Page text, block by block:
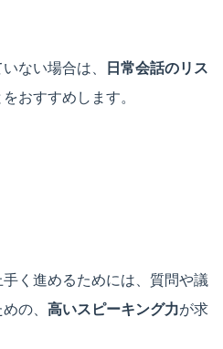
ない場合は、
日常会話のリス
をおすすめします。
く進めるためには、質問や議
の、 高いスピーキング力が求